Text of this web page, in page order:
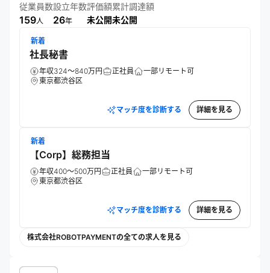
など多岐にわたるソリューションを展開。企業間決済の効率
化と資金繰り改善を通じ、法人の成長と日本経済の競争力向
ンフラで再び日本を強くする」というビジョンの実現に向
け、持続的な価値提供を追求している。
従業員数
159人
設立年数
26年
評価額
未公開
累計調達額
未公開
新着
社長秘書
年収324～840万円 正社員
一部リモート可
東京都渋谷区
マッチ度を診断する 詳細を見る
新着
【Corp】総務担当
年収400～500万円 正社員
一部リモート可
東京都渋谷区
マッチ度を診断する 詳細を見る
株式会社ROBOTPAYMENTの全ての求人を見る